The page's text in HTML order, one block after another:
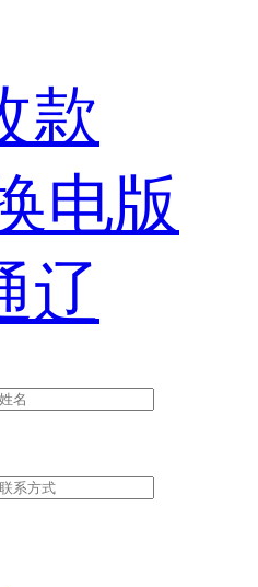
款
电版
辽